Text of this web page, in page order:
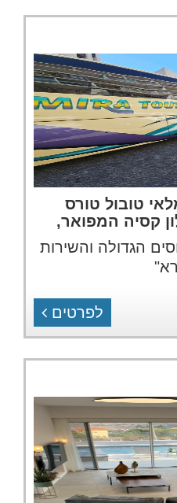
טובול טורס
קסיה המפואר,
הגדולה והשירות
לפרטים